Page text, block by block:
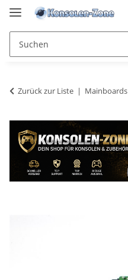
Zurück zur Liste Mainboards